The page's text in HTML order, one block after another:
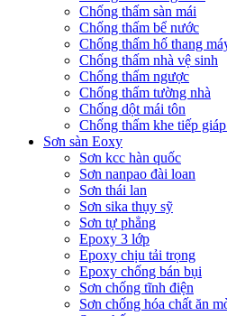
Chống thấm sàn mái
Chống thấm bể nước
Chống thấm hố thang
Chống thấm nhà vệ sinh
Chống thấm ngược
Chống thấm tường nhà
Chống dột mái tôn
Chống thấm khe tiếp
Sơn sàn Eoxy
Sơn kcc hàn quốc
Sơn nanpao đài loan
Sơn thái lan
Sơn sika thụy sỹ
Sơn tự phẳng
Epoxy 3 lớp
Epoxy chịu tải trọng
Epoxy chống bán bụi
Sơn chống tĩnh điện
Sơn chống hóa chất ăn